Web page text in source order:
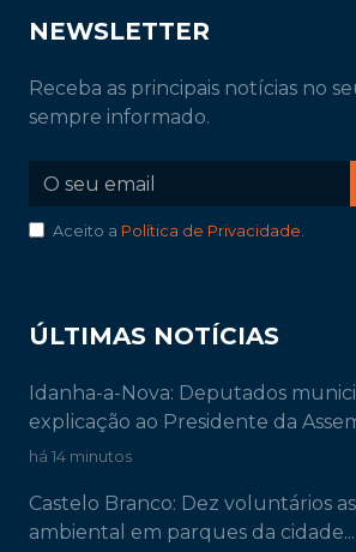
NEWSLETTER
Receba as principais notícias no
sempre informado.
Aceito a Política de Privacidade.
ÚLTIMAS NOTÍCIAS
Idanha-a-Nova: Deputados
explicação ao Presidente da
há 14 minutos
Castelo Branco: Dez voluntários
ambiental em parques da cidade...